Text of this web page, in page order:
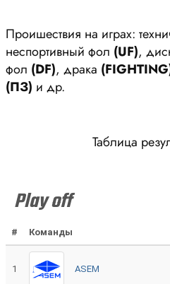
Проишествия на играх:
неспортивный фол (UF),
фол (DF), драка
(ПЗ) и др.
Таблица
Play off
# Команды
1 ASEM